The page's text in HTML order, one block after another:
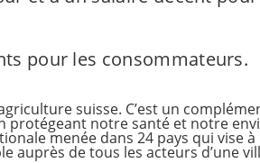
pour les consommateurs.
suisse. C’est un
protégeant notre santé et notre
menée dans 24 pays qui vise
auprès de tous les acteurs d’une